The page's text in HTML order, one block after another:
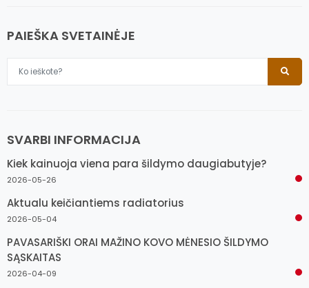
PAIEŠKA SVETAINĖJE
SVARBI INFORMACIJA
Kiek kainuoja viena para šildymo daugiabutyje?
2026-05-26
Aktualu keičiantiems radiatorius
2026-05-04
PAVASARIŠKI ORAI MAŽINO KOVO MĖNESIO ŠILDYMO
SĄSKAITAS
2026-04-09